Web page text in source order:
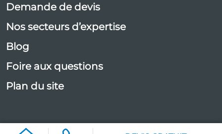
Demande de devis
Nos secteurs d’expertise
Blog
Foire aux questions
Plan du site
Gestion des cookies - © Vent en poupe - 2026